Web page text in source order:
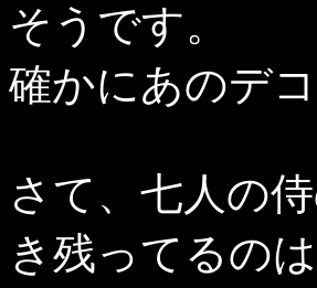
そうです。
確かにあのデ
さて、七人の
き残ってるのは